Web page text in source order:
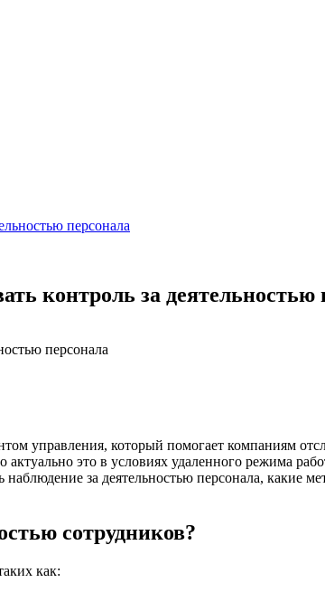
персонала
контроль за деятельностью
управления, который помогает компаниям
это в условиях удаленного режима
за деятельностью персонала, какие
сотрудников?
как: